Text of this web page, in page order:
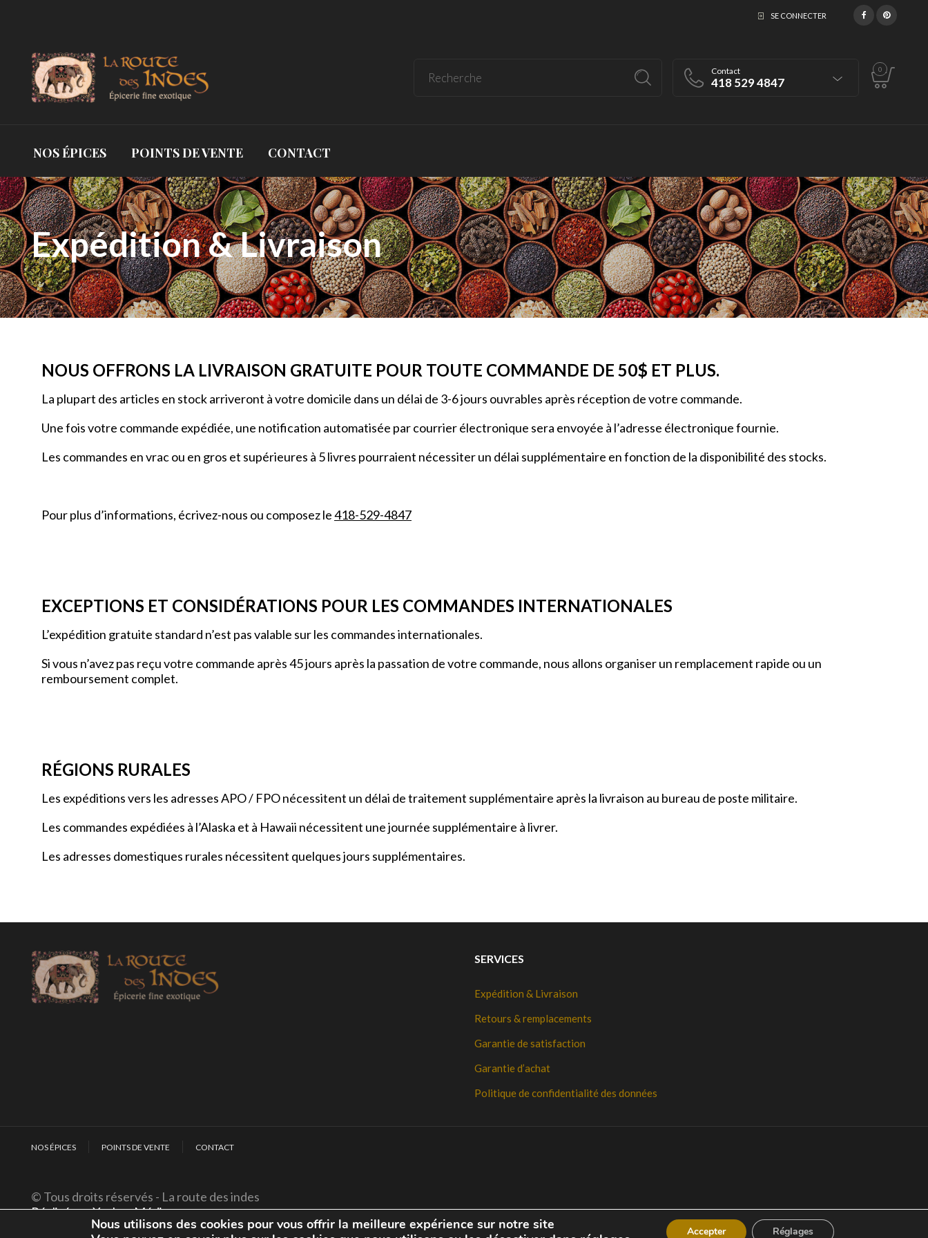
SE CONNECTER
Contact
418 529 4847
0
NOS ÉPICES POINTS DE VENTE CONTACT
Livraison gratuite pour les commandes de$ et plus
Expédition & Livraison
NOUS OFFRONS LA LIVRAISON GRATUITE POUR TOUTE COMMANDE DE 50$ ET PLUS.
La plupart des articles en stock arriveront à votre domicile dans un délai de 3-6 jours ouvrables après réception de votre commande.
Une fois votre commande expédiée, une notification automatisée par courrier électronique sera envoyée à l’adresse électronique fournie.
Les commandes en vrac ou en gros et supérieures à 5 livres pourraient nécessiter un délai supplémentaire en fonction de la disponibilité des stocks.
Pour plus d’informations, écrivez-nous ou composez le418-529-4847
EXCEPTIONS ET CONSIDÉRATIONS POUR LES COMMANDES INTERNATIONALES
L’expédition gratuite standard n’est pas valable sur les commandes internationales.
Si vous n’avez pas reçu votre commande après 45 jours après la passation de votre commande, nous allons organiser un remplacement rapide ou un
remboursement complet.
RÉGIONS RURALES
Les expéditions vers les adresses APO / FPO nécessitent un délai de traitement supplémentaire après la livraison au bureau de poste militaire.
Les commandes expédiées à l’Alaska et à Hawaii nécessitent une journée supplémentaire à livrer.
Les adresses domestiques rurales nécessitent quelques jours supplémentaires.
SERVICES
Expédition & Livraison
Retours & remplacements
Garantie de satisfaction
Garantie d’achat
Politique de confidentialité des données
NOS ÉPICES POINTS DE VENTE CONTACT
© Tous droits réservés - La route des indes
Réalisé par Yankee Média
Nous utilisons des cookies pour vous offrir la meilleure expérience sur notre site
Accepter Réglages